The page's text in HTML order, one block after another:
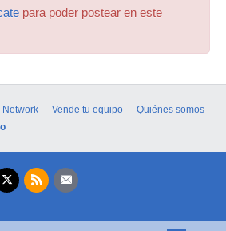
para poder postear en este
Network Vende tu equipo
Quiénes somos